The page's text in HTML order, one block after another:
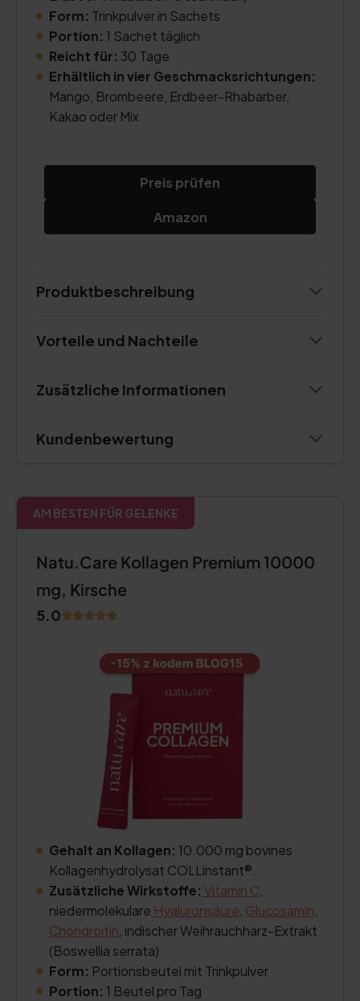
Form: Trinkpulver in Sachets
Portion: 1 Sachet täglich
Reicht für: 30 Tage
Erhältlich in vier Geschmacksrichtungen:
Mango, Brombeere, Erdbeer-Rhabarber,
Kakao oder Mix
Preis prüfen
Amazon
Produktbeschreibung
Vorteile und Nachteile
Zusätzliche Informationen
Kundenbewertung
AM BESTEN FÜR GELENKE
Natu.Care Kollagen Premium 10000
mg, Kirsche
5.0
Gehalt an Kollagen: 10.000 mg bovines
Kollagenhydrolysat COLLinstant®.
Zusätzliche Wirkstoffe: Vitamin C
niedermolekulare Hyaluronsäure Glucosamin
Chondroitin , indischer Weihrauchharz-Extrakt
(Boswellia serrata)
Form: Portionsbeutel mit Trinkpulver
Portion: 1 Beutel pro Tag